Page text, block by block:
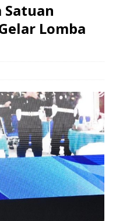
Lomba